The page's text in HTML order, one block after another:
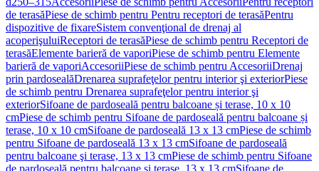
de terasăPiese de schimb pentru Pentru receptori de terasăPentru
dispozitive de fixareSistem convenţional de drenaj al
acoperişuluiReceptori de terasăPiese de schimb pentru Receptori de
terasăElemente barieră de vaporiPiese de schimb pentru Elemente
barieră de vaporiAccesoriiPiese de schimb pentru AccesoriiDrenaj
prin pardosealăDrenarea suprafeţelor pentru interior şi exteriorPiese
de schimb pentru Drenarea suprafeţelor pentru interior şi
exteriorSifoane de pardoseală pentru balcoane și terase, 10 x 10
cmPiese de schimb pentru Sifoane de pardoseală pentru balcoane și
terase, 10 x 10 cmSifoane de pardoseală 13 x 13 cmPiese de schimb
pentru Sifoane de pardoseală 13 x 13 cmSifoane de pardoseală
pentru balcoane şi terase, 13 x 13 cmPiese de schimb pentru Sifoane
de pardoseală pentru balcoane şi terase, 13 x 13 cmSifoane de